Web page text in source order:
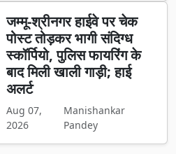
जम्मू-श्रीनगर हाईवे पर चेक
पोस्ट तोड़कर भागी संदिग्ध
स्कॉर्पियो, पुलिस फायरिंग के
बाद मिली खाली गाड़ी; हाई
अलर्ट
Aug 07,
2026
Manishankar
Pandey